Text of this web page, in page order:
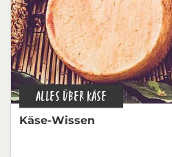
ALLES ÜBER KÄSE
Käse-Wissen